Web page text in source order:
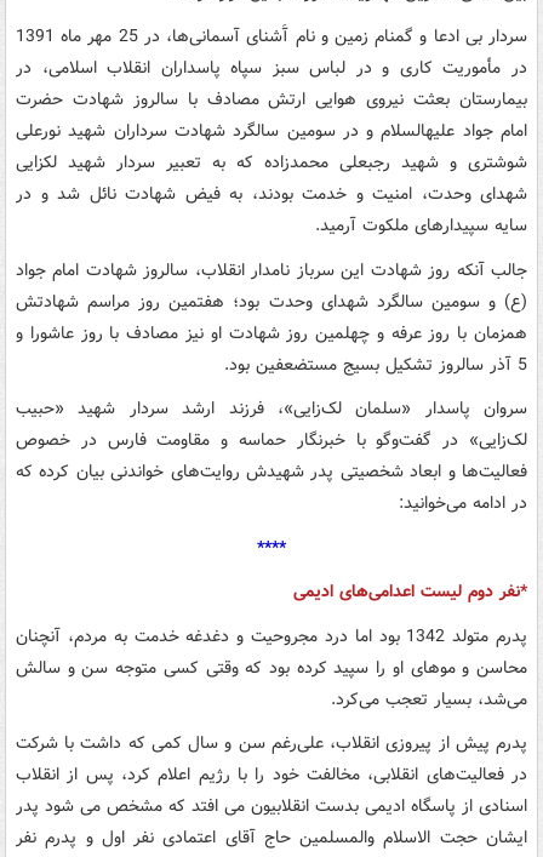
سردار بی ادعا و گمنام زمین و نام آَشنای آسمانی‌ها، در 25 مهر ماه 1391
در مأموریت کاری و در لباس سبز سپاه پاسداران انقلاب اسلامی، در
بیمارستان بعثت نیروی هوایی ارتش مصادف با سالروز شهادت حضرت
امام جواد علیه‏السلام و در سومین سالگرد شهادت سرداران شهید نورعلی
شوشتری و شهید رجب‏علی محمدزاده که به تعبیر سردار شهید لک‏زایی
شهدای وحدت، امنیت و خدمت بودند، به فیض شهادت نائل شد و در
سایه سپیدارهای ملکوت آرمید.
جالب آنکه روز شهادت این سرباز نامدار انقلاب، سالروز شهادت امام جواد
(ع) و سومین سالگرد شهدای وحدت بود؛ هفتمین روز مراسم شهادتش
همزمان با روز عرفه و چهلمین روز شهادت او نیز مصادف با روز عاشورا و
5 آذر سالروز تشکیل بسیج مستضعفین بود.
سروان پاسدار «سلمان لک‌زایی»، فرزند ارشد سردار شهید «حبیب
لک‌زایی» در گفت‌وگو با خبرنگار حماسه و مقاومت فارس در خصوص
فعالیت‌ها و ابعاد شخصیتی پدر شهیدش روایت‌های خواندنی بیان کرده که
در ادامه می‌خوانید:
****
*نفر دوم لیست اعدامی‌های ادیمی
پدرم متولد 1342 بود اما درد مجروحیت و دغدغه خدمت به مردم، آنچنان
محاسن و موهای او را سپید کرده بود که وقتی کسی متوجه سن و سالش
می‌شد، بسیار تعجب می‌کرد.
پدرم پیش از پیروزی انقلاب، علی‌رغم سن و سال کمی که داشت‌ با شرکت
در فعالیت‌های انقلابی، مخالفت خود را با رژیم اعلام ‌‌کرد، پس از انقلاب
اسنادی از پاسگاه ادیمی بدست انقلابیون می افتد که مشخص می شود پدر
ایشان حجت الاسلام والمسلمین حاج آقای اعتمادی نفر اول و پدرم نفر